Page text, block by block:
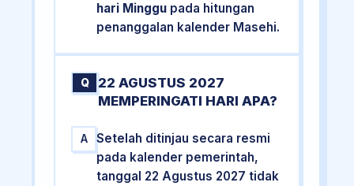
hari Minggu pada hitungan
penanggalan kalender Masehi.
Q
22 AGUSTUS 2027
MEMPERINGATI HARI APA?
A
Setelah ditinjau secara resmi
pada kalender pemerintah,
tanggal 22 Agustus 2027 tidak